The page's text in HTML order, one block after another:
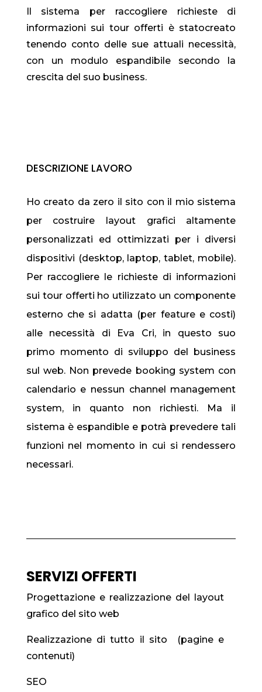
Il sistema per raccogliere richieste di
informazioni sui tour offerti è statocreato
tenendo conto delle sue attuali necessità,
con un modulo espandibile secondo la
crescita del suo business.
DESCRIZIONE LAVORO
Ho creato da zero il sito con il mio sistema
per costruire layout grafici altamente
personalizzati ed ottimizzati per i diversi
dispositivi (desktop, laptop, tablet, mobile).
Per raccogliere le richieste di informazioni
sui tour offerti ho utilizzato un componente
esterno che si adatta (per feature e costi)
alle necessità di Eva Cri, in questo suo
primo momento di sviluppo del business
sul web. Non prevede booking system con
calendario e nessun channel management
system, in quanto non richiesti. Ma il
sistema è espandible e potrà prevedere tali
funzioni nel momento in cui si rendessero
necessari.
SERVIZI OFFERTI
Progettazione e realizzazione del layout
grafico del sito web
Realizzazione di tutto il sito (pagine e
contenuti)
SEO